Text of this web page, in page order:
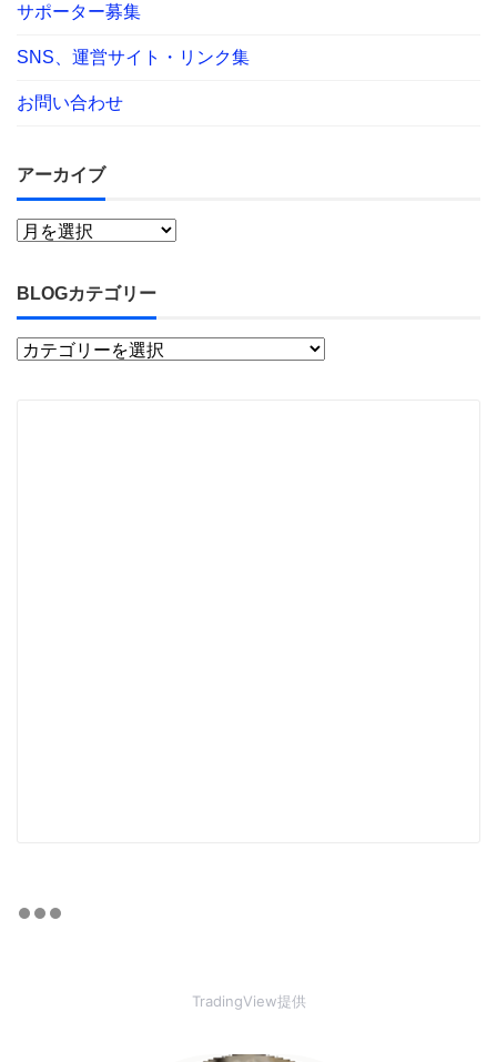
サポーター募集
SNS、運営サイト・リンク集
お問い合わせ
アーカイブ
BLOGカテゴリー
TradingView提供